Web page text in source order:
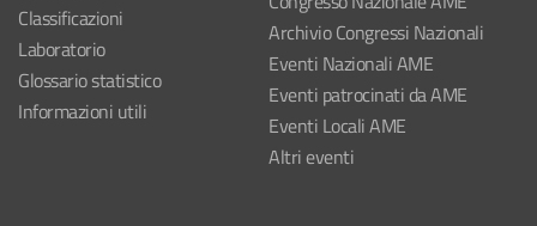
Classificazioni
Laboratorio
Glossario statistico
Informazioni utili
Archivio Congressi Nazionali
Eventi Nazionali AME
Eventi patrocinati da AME
Eventi Locali AME
Altri eventi